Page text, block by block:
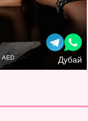
AED Дубай